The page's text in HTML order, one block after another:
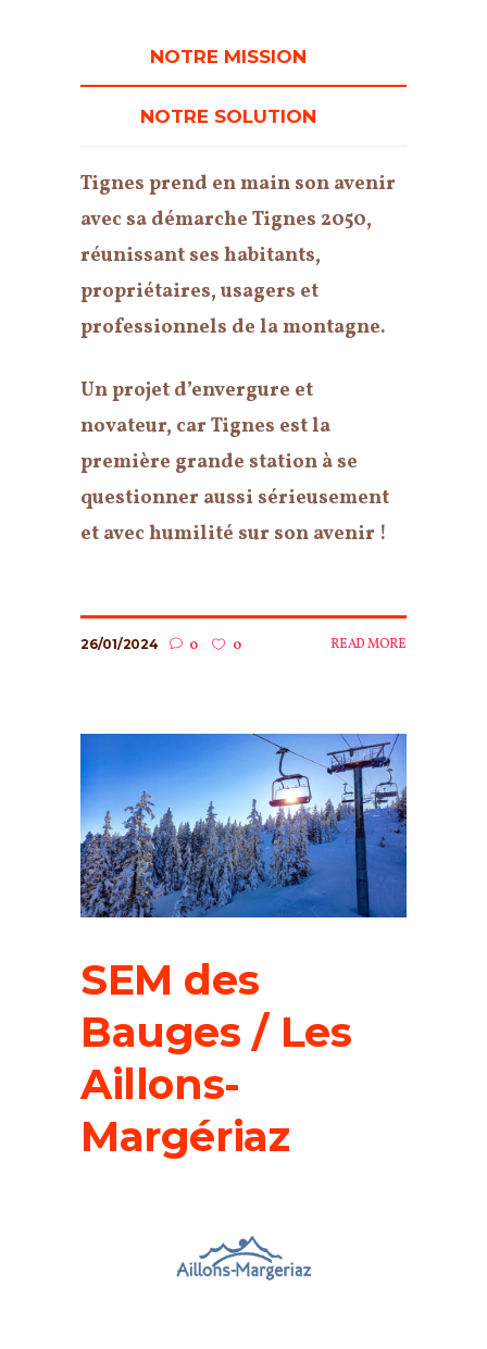
NOTRE MISSION
NOTRE SOLUTION
Tignes prend en main son avenir
avec sa démarche Tignes 2050,
réunissant ses habitants,
propriétaires, usagers et
professionnels de la montagne.
Un projet d’envergure et
novateur, car Tignes est la
première grande station à se
questionner aussi sérieusement
et avec humilité sur son avenir !
26/01/2024 0 0 READ MORE
SEM des
Bauges / Les
Aillons-
Margériaz